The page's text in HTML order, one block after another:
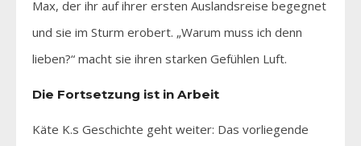
Max, der ihr auf ihrer ersten Auslandsreise begegnet
und sie im Sturm erobert. „Warum muss ich denn
lieben?“ macht sie ihren starken Gefühlen Luft.
Die Fortsetzung ist in Arbeit
Käte K.s Geschichte geht weiter: Das vorliegende